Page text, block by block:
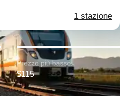
1 stazione
Prezzo più basso:
$115